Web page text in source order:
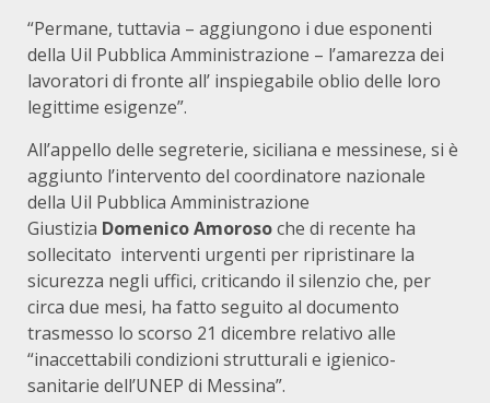
“Permane, tuttavia – aggiungono i due esponenti
della Uil Pubblica Amministrazione – l’amarezza dei
lavoratori di fronte all’ inspiegabile oblio delle loro
legittime esigenze”.
All’appello delle segreterie, siciliana e messinese, si è
aggiunto l’intervento del coordinatore nazionale
della Uil Pubblica Amministrazione
Giustizia Domenico Amorosoche di recente ha
sollecitato interventi urgenti per ripristinare la
sicurezza negli uffici, criticando il silenzio che, per
circa due mesi, ha fatto seguito al documento
trasmesso lo scorso 21 dicembre relativo alle
“inaccettabili condizioni strutturali e igienico-
sanitarie dell’UNEP di Messina”.